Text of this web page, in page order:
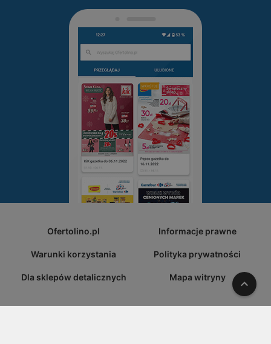
Ofertolino.pl Informacje prawne
Warunki korzystania Polityka prywatności
Dla sklepów detalicznych Mapa witryny W